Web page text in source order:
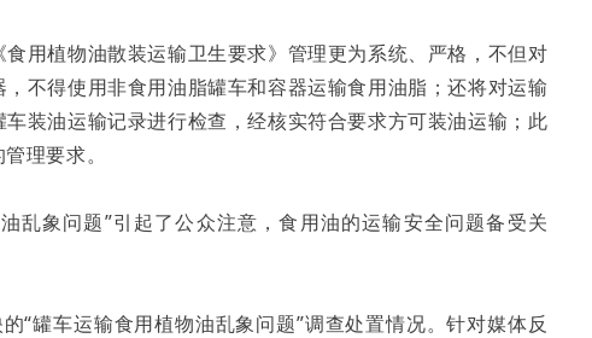
用植物油散装运输卫生要求》管理更为系统、严格，不但对
不得使用非食用油脂罐车和容器运输食用油脂；还将对运输
装油运输记录进行检查，经核实符合要求方可装油运输；此
理要求。
乱象问题”引起了公众注意，食用油的运输安全问题备受关
“罐车运输食用植物油乱象问题”调查处置情况。针对媒体反